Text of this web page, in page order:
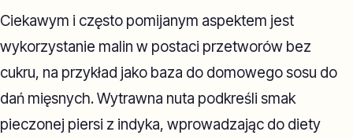
Ciekawym i często pomijanym aspektem jest
wykorzystanie malin w postaci przetworów bez
cukru, na przykład jako baza do domowego sosu do
dań mięsnych. Wytrawna nuta podkreśli smak
pieczonej piersi z indyka, wprowadzając do diety